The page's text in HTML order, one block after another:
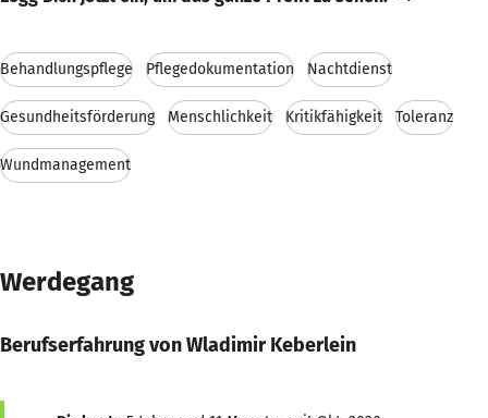
Behandlungspflege Pflegedokumentation Nachtdienst
Gesundheitsförderung Menschlichkeit Kritikfähigkeit Toleranz
Wundmanagement
Werdegang
Berufserfahrung von Wladimir Keberlein